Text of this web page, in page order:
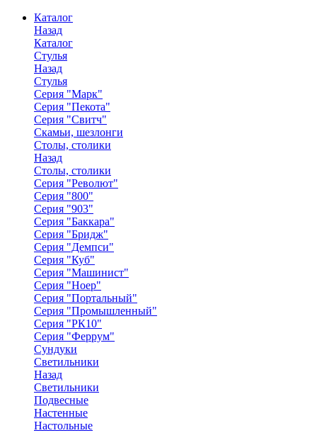
Каталог
Назад
Каталог
Стулья
Назад
Стулья
Серия "Марк"
Серия "Пекота"
Серия "Свитч"
Скамьи, шезлонги
Столы, столики
Назад
Столы, столики
Серия "Револют"
Серия "800"
Серия "903"
Серия "Баккара"
Серия "Бридж"
Серия "Демпси"
Серия "Куб"
Серия "Машинист"
Серия "Ноер"
Серия "Портальный"
Серия "Промышленный"
Серия "РК10"
Серия "Феррум"
Сундуки
Светильники
Назад
Светильники
Подвесные
Настенные
Настольные